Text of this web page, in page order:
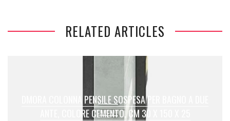
RELATED ARTICLES
DMORA COLONNA PENSILE SOSPESA PER BAGNO A DUE
ANTE, COLORE CEMENTO, CM 30 X 150 X 25